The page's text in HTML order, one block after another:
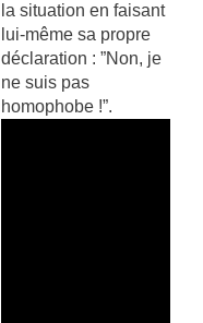
la situation en faisant
lui-même sa propre
déclaration : ”Non, je
ne suis pas
homophobe !”.